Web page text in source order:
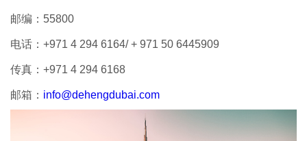
邮编： 55800
电话： +971 4 294 6164/ + 971 50 6445909
传真： +971 4 294 6168
邮箱： info@dehengdubai.com